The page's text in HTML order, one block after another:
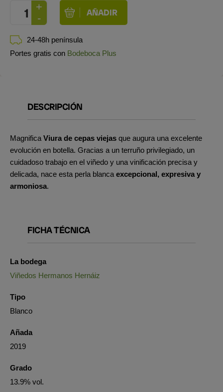
24-48h península
Portes gratis con Bodeboca Plus
DESCRIPCIÓN
Magnifica Viura de cepas viejas que augura una excelente
evolución en botella. Gracias a un terruño privilegiado, un
cuidadoso trabajo en el viñedo y una vinificación precisa y
delicada, nace esta perla blanca excepcional, expresiva y
armoniosa.
FICHA TÉCNICA
La bodega
Viñedos Hermanos Hernáiz
Tipo
Blanco
Añada
2019
Grado
13.9% vol.